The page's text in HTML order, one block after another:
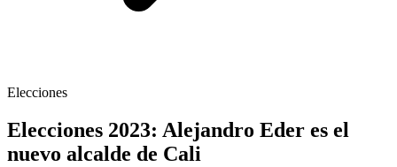
Elecciones
Elecciones 2023: Alejandro Eder es el
nuevo alcalde de Cali